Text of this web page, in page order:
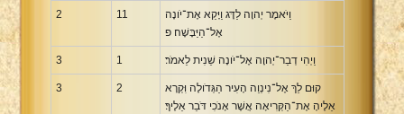
2 11
וַיֹּאמֶר יְהוָה לַדָּג וַיָּקֵא אֶת־יֹונָה
אֶל־הַיַּבָּשָׁה׃ פ
3 1 וַיְהִי דְבַר־יְהוָה אֶל־יֹונָה שֵׁנִית לֵאמֹר׃
3 2
קוּם לֵךְ אֶל־נִינְוֵה הָעִיר הַגְּדֹולָה וִּקְרָא
אֵלֶיהָ אֶת־הַקְּרִיאָה אֲשֶׁר אָנֹכִי דֹּבֵר אֵלֶיךָ׃